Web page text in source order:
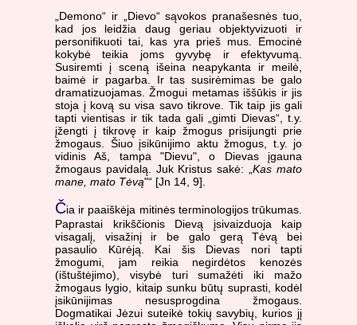
„Demono“ ir „Dievo“ sąvokos pranašesnės tuo,
kad jos leidžia daug geriau objektyvizuoti ir
personifikuoti tai, kas yra prieš mus. Emocinė
kokybė teikia joms gyvybę ir efektyvumą.
Susiremti į sceną išeina neapykanta ir meilė,
baimė ir pagarba. Ir tas susirėmimas be galo
dramatizuojamas. Žmogui metamas iššūkis ir jis
stoja į kovą su visa savo tikrove. Tik taip jis gali
tapti vientisas ir tik tada gali „gimti Dievas“, t.y.
įžengti į tikrovę ir kaip žmogus prisijungti prie
žmogaus. Šiuo įsikūnijimo aktu žmogus, t.y. jo
vidinis Aš, tampa "Dievu", o Dievas įgauna
žmogaus pavidalą. Juk Kristus sakė: „Kas mato
mane, mato Tėvą"“ [Jn 14, 9].
Čia ir paaiškėja mitinės terminologijos trūkumas.
Paprastai krikščionis Dievą įsivaizduoja kaip
visagalį, visažinį ir be galo gerą Tėvą bei
pasaulio Kūrėją. Kai šis Dievas nori tapti
žmogumi, jam reikia negirdėtos kenozės
(ištuštėjimo), visybė turi sumažėti iki mažo
žmogaus lygio, kitaip sunku būtų suprasti, kodėl
įsikūnijimas nesusprogdina žmogaus.
Dogmatikai Jėzui suteikė tokių savybių, kurios jį